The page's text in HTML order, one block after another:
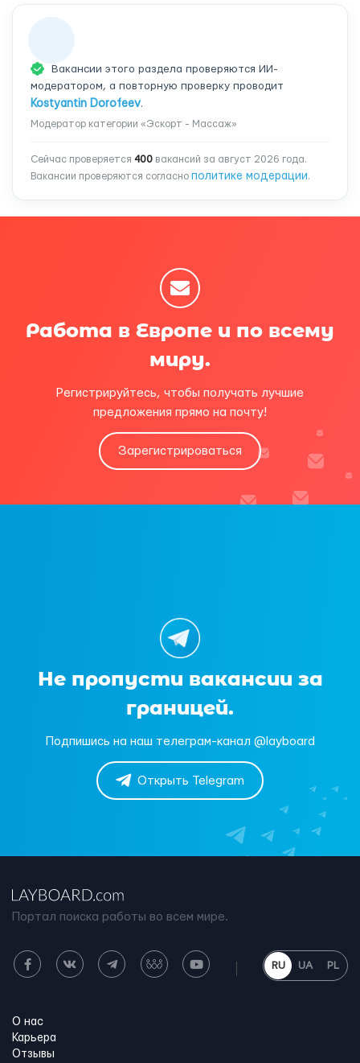
Вакансии этого раздела проверяются ИИ-
модератором, а повторную проверку проводит
Kostyantin Dorofeev.
Модератор категории «Эскорт - Массаж»
Сейчас проверяется 400 вакансий за август 2026 года.
Вакансии проверяются согласно политике модерации.
Работа в Европе и по всему
миру.
Регистрируйтесь, чтобы получать лучшие
предложения прямо на почту!
Зарегистрироваться
Не пропусти вакансии за
границей.
Подпишись на наш телеграм-канал @layboard
Открыть Telegram
Портал поиска работы во всем мире.
RU UA PL
О нас
Карьера
Отзывы